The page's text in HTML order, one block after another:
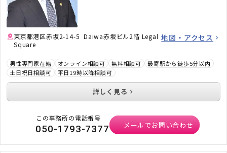
東京都港区赤坂2-14-5 Daiwa赤坂ビル2階 Legal
Square
地図・アクセス
男性専門家在籍 オンライン相談可 無料相談可
最寄駅から徒歩5分以内
土日祝日相談可
平日19時以降相談可
詳しく見る
この事務所の電話番号
050-1793-7377 メールでお問い合わせ